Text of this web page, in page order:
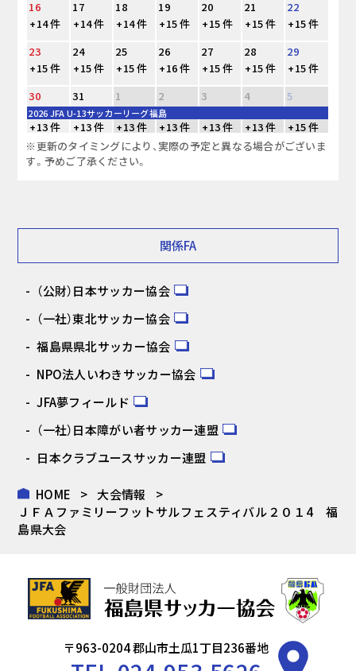
16
17 18 19 20 21
22
+14 件
+14 件 +14 件 +15 件 +15 件 +15 件
+15 件
23
24 25 26 27 28
29
+15 件
+15 件 +15 件 +16 件 +15 件 +15 件
+15 件
30
31 1 2 3 4 5
2026 JFA U-13サッカーリーグ福島
+13 件 +13 件 +13 件 +13 件 +13 件 +13 件
+15 件
※更新のタイミングにより、実際の予定と異なる場合がございま
す。予めご了承ください。
関係FA
（公財）日本サッカー協会
（一社）東北サッカー協会
福島県県北サッカー協会
NPO法人いわきサッカー協会
JFA夢フィールド
（一社）日本障がい者サッカー連盟
日本クラブユースサッカー連盟
HOME
大会情報
ＪＦＡファミリーフットサルフェスティバル２０１4 福
島県大会
〒963-0204 郡山市土瓜1丁目236番地